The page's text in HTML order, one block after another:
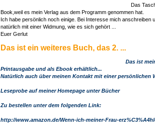
Das
Book,weil es mein Verlag aus dem Programm genommen hat.
Ich habe persönlich noch einige. Bei Interesse mich
natürlich mit einer Widmung, wie es sich gehört ...
Euer Gerlut
Das ist ein weiteres Buch, das 2. ...
Das ist
Printausgabe und als Ebook erhältlich...
Natürlich auch über meinen Kontakt mit einer persönlichen
Leseprobe auf meiner Homepage unter Bücher
Zu bestellen unter dem folgenden Link:
http://www.amazon.de/Wenn-ich-meiner-Frau-